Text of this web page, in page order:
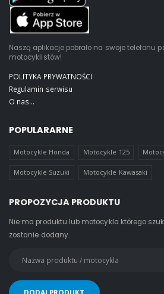
Naszą aplikacje pobrało na swoje telefonu
motocyklistów!
POLITYKA PRYWATNOŚCI
Regulamin serwisu
O nas...
POPULARARNE
Motocykle Honda Motocykle 125
Motocykle Suzuki Motocykle Kawasaki
PROPOZYCJA PRODUKTU
Nie ma produktu lub motocykla którego
zostanie dodany.